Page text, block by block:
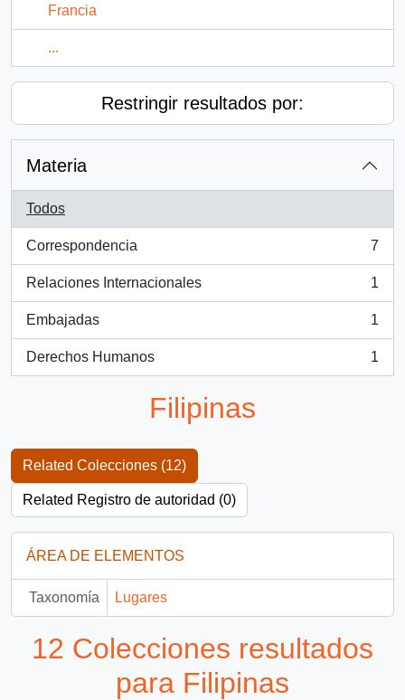
Francia
...
Restringir resultados por:
Materia
Todos
Correspondencia
, 7 resultados
7
Relaciones Internacionales
, 1 resultados
1
Embajadas
, 1 resultados
1
Derechos Humanos
, 1 resultados
1
Filipinas
Related Colecciones (12)
Related Registro de autoridad (0)
ÁREA DE ELEMENTOS
Taxonomía Lugares
12 Colecciones resultados
para Filipinas